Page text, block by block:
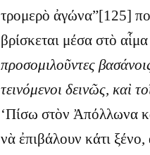
τρομερὸ ἀγώνα”[125]
βρίσκεται μέσα στὸ
προσομιλοῦντες
τεινόμενοι δεινῶς, καὶ
‘Πίσω στὸν Ἀπόλλωνα
νὰ ἐπιβάλουν κάτι